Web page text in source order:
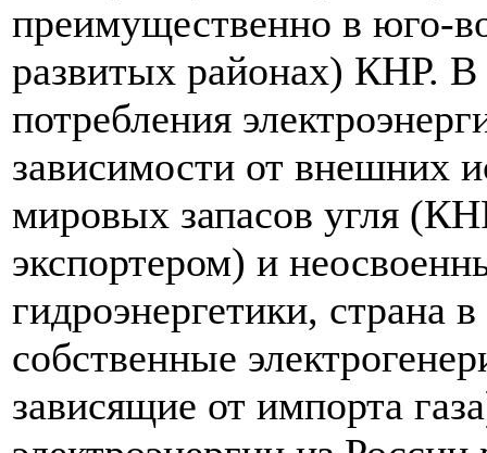
преимущественно в юго-
развитых районах) КНР. В
потребления
зависимости от внешних
мировых запасов угля
экспортером) и
гидроэнергетики, страна
собственные
зависящие от импорта